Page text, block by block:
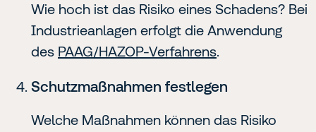
Wie hoch ist das Risiko eines Schadens? Bei
Industrieanlagen erfolgt die Anwendung
des PAAG/HAZOP-Verfahrens.
Schutzmaßnahmen festlegen
Welche Maßnahmen können das Risiko